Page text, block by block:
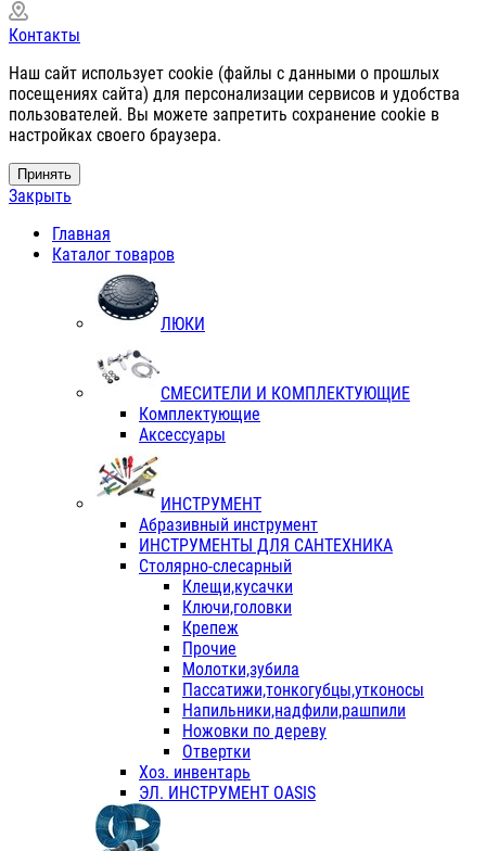
Контакты
Наш сайт использует cookie (файлы с данными о прошлых
посещениях сайта) для персонализации сервисов и удобства
пользователей. Вы можете запретить сохранение cookie в
настройках своего браузера.
Принять
Закрыть
Главная
Каталог товаров
ЛЮКИ
СМЕСИТЕЛИ И КОМПЛЕКТУЮЩИЕ
Комплектующие
Аксессуары
ИНСТРУМЕНТ
Абразивный инструмент
ИНСТРУМЕНТЫ ДЛЯ САНТЕХНИКА
Столярно-слесарный
Клещи,кусачки
Ключи,головки
Крепеж
Прочие
Молотки,зубила
Пассатижи,тонкогубцы,утконосы
Напильники,надфили,рашпили
Ножовки по дереву
Отвертки
Хоз. инвентарь
ЭЛ. ИНСТРУМЕНТ OASIS